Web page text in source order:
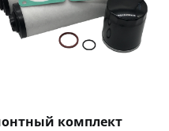
Быстрый просмотрДобавить к сравнению
Добавить в избранное
комплект